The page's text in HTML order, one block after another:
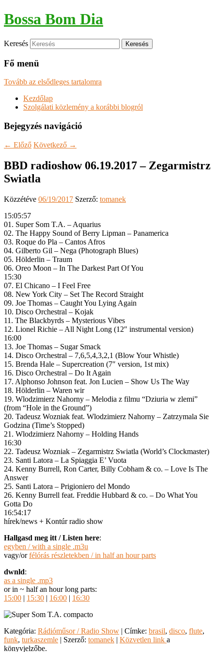
Bossa Bom Dia
Keresés
Fő menü
Tovább az elsődleges tartalomra
Kezdőlap
Szolgálati közlemény a korábbi blogról
Bejegyzés navigáció
← Előző Következő →
BBD radioshow 06.19.2017 – Zegarmistrz
Swiatla
Közzétéve 06/19/2017 Szerző: tomanek
15:05:57
01. Super Som T.A. – Aquarius
02. The Happy Sound of Berry Lipman – Panamerica
03. Roque do Pla – Cantos Afros
04. Gilberto Gil – Nega (Photograph Blues)
05. Hölderlin – Traum
06. Oreo Moon – In The Darkest Part Of You
15:30
07. El Chicano – I Feel Free
08. New York City – Set The Record Straight
09. Joe Thomas – Caught You Lying Again
10. Disco Orchestral – Kojak
11. The Blackbyrds – Mysterious Vibes
12. Lionel Richie – All Night Long (12″ instrumental version)
16:00
13. Joe Thomas – Sugar Smack
14. Disco Orchestral – 7,6,5,4,3,2,1 (Blow Your Whistle)
15. Brenda Hale – Supercreation (7″ version, 1st mix)
16. Disco Orchestral – Do It Again
17. Alphonso Johnson feat. Jon Lucien – Show Us The Way
18. Hölderlin – Waren wir
19. Wlodzimierz Nahorny – Melodia z filmu “Dziuria w zlemi”
(from “Hole in the Ground”)
20. Tadeusz Wozniak feat. Wlodzimierz Nahorny – Zatrzymala Sie
Godzina (Time’s Stopped)
21. Wlodzimierz Nahorny – Holding Hands
16:30
22. Tadeusz Wozniak – Zegarmistrz Swiatla (World’s Clockmaster)
23. Santi Latora – La Spiaggia E’ Vuota
24. Kenny Burrell, Ron Carter, Billy Cobham & co. – Love Is The
Answer
25. Santi Latora – Prigioniero del Mondo
26. Kenny Burrell feat. Freddie Hubbard & co. – Do What You
Gotta Do
16:54:17
hírek/news + Kontúr radio show
Hallgasd meg itt / Listen here:
egyben / with a single .m3u
vagy/orfélórás részletekben / in half an hour parts
dwnld:
as a single .mp3
or in ~ half an hour long parts:
15:00 | 15:30 | 16:00 | 16:30
Kategória: Rádióműsor / Radio Show | Címke: brasil, disco, flute,
funk, turkaszemle | Szerző: tomanek | Közvetlen link a
könyvjelzőbe.